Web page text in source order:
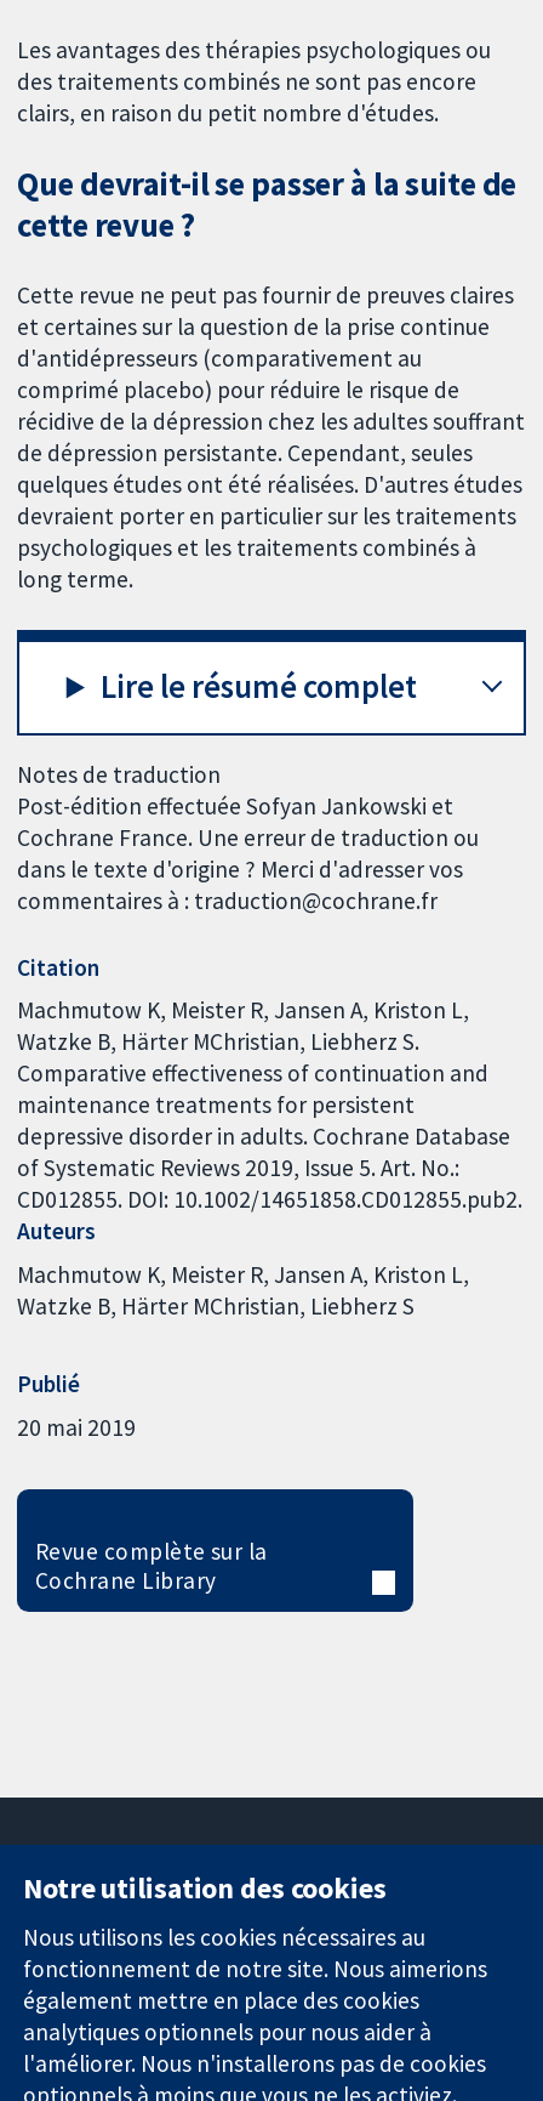
Les avantages des thérapies psychologiques ou
des traitements combinés ne sont pas encore
clairs, en raison du petit nombre d'études.
Que devrait-il se passer à la suite de
cette revue ?
Cette revue ne peut pas fournir de preuves claires
et certaines sur la question de la prise continue
d'antidépresseurs (comparativement au
comprimé placebo) pour réduire le risque de
récidive de la dépression chez les adultes souffrant
de dépression persistante. Cependant, seules
quelques études ont été réalisées. D'autres études
devraient porter en particulier sur les traitements
psychologiques et les traitements combinés à
long terme.
Lire le résumé complet
Notes de traduction
Post-édition effectuée Sofyan Jankowski et
Cochrane France. Une erreur de traduction ou
dans le texte d'origine ? Merci d'adresser vos
commentaires à : traduction@cochrane.fr
Citation
Machmutow K, Meister R, Jansen A, Kriston L,
Watzke B, Härter MChristian, Liebherz S.
Comparative effectiveness of continuation and
maintenance treatments for persistent
depressive disorder in adults. Cochrane Database
of Systematic Reviews 2019, Issue 5. Art. No.:
CD012855. DOI: 10.1002/14651858.CD012855.pub2.
Auteurs
Machmutow K Meister R Jansen A Kriston L
Watzke B Härter MChristian Liebherz S
Publié
20 mai 2019
Revue complète sur la
Cochrane Library
Des données
probantes.
Des décisions
éclairées.
Une meilleure
santé.
11-13 Cavendish
Square
Londres
W1G0AN
Royaume-Uni
nous
Actualités
Service de
presse
Qui sommes-
nous
Offres
Notre utilisation des cookies
Nous utilisons les cookies nécessaires au
fonctionnement de notre site. Nous aimerions
également mettre en place des cookies
analytiques optionnels pour nous aider à
l'améliorer. Nous n'installerons pas de cookies
optionnels à moins que vous ne les activiez.